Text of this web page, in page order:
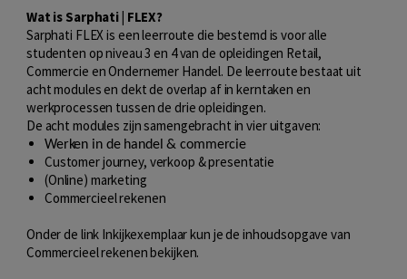
Wat is Sarphati | FLEX?
Sarphati FLEX is een leerroute die bestemd is voor alle
studenten op niveau 3 en 4 van de opleidingen Retail,
Commercie en Ondernemer Handel. De leerroute bestaat uit
acht modules en dekt de overlap af in kerntaken en
werkprocessen tussen de drie opleidingen.
De acht modules zijn samengebracht in vier uitgaven:
Werken in de handel & commercie
Customer journey, verkoop & presentatie
(Online) marketing
Commercieel rekenen
Onder de link Inkijkexemplaar kun je de inhoudsopgave van
Commercieel rekenen bekijken.